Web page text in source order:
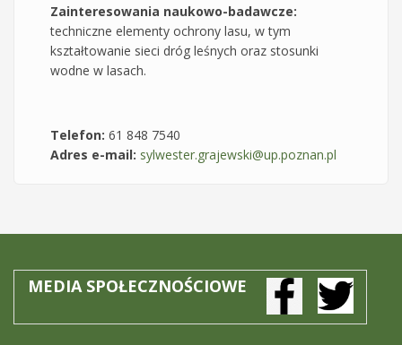
Zainteresowania naukowo-badawcze:
techniczne elementy ochrony lasu, w tym
kształtowanie sieci dróg leśnych oraz stosunki
wodne w lasach.
Telefon: 61 848 7540
Adres e-mail: sylwester.grajewski@up.poznan.pl
MEDIA SPOŁECZNOŚCIOWE